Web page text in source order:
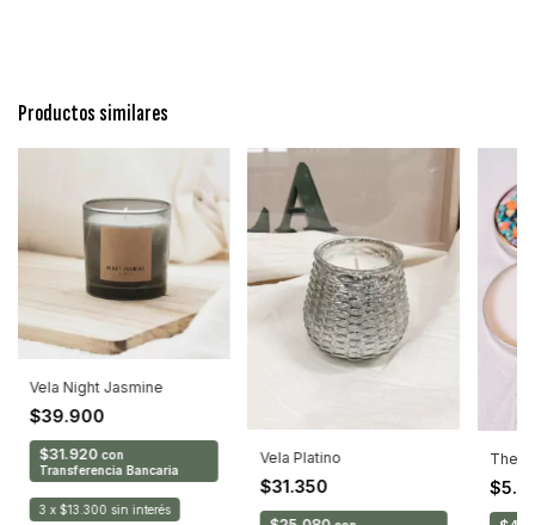
Productos similares
Vela Night Jasmine
$39.900
$31.920 con
Transferencia Bancaria
3 x $13.300 sin interés
Vela Platino
$31.350
The